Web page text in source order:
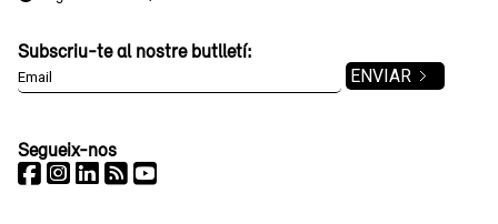
Subscriu-te al nostre butlletí:
Segueix-nos